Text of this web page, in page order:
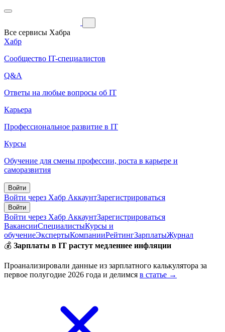
Все сервисы Хабра
Хабр
Сообщество IT-специалистов
Q&A
Ответы на любые вопросы об IT
Карьера
Профессиональное развитие в IT
Курсы
Обучение для смены профессии, роста в карьере и
саморазвития
Войти
Войти через Хабр АккаунтЗарегистрироваться
Войти
Войти через Хабр АккаунтЗарегистрироваться
ВакансииСпециалистыКурсы и
обучениеЭкспертыКомпанииРейтингЗарплатыЖурнал
💰 Зарплаты в IT растут медленнее инфляции
Проанализировали данные из зарплатного калькулятора за
первое полугодие 2026 года и делимся в статье →